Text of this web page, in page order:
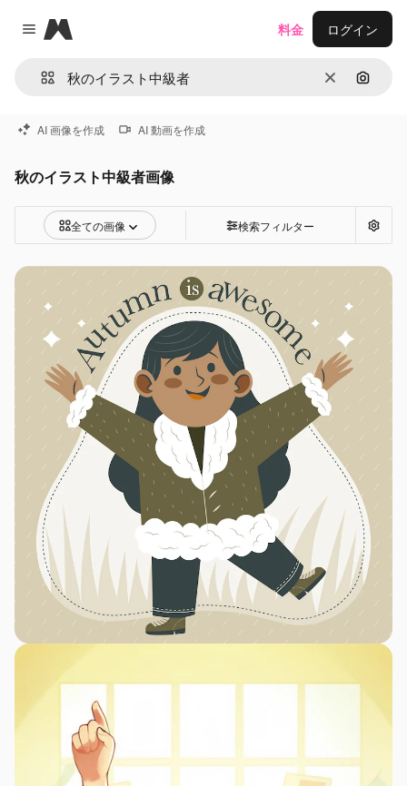
Close menu
Magnific
消去 画像で
料金 ログイン
AI 画像を作成 AI 動画を作成
秋のイラスト中級者画像
全ての画像 検索フィルター